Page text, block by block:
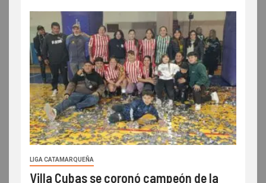
LIGA CATAMARQUEÑA
Villa Cubas se coronó campeón de la